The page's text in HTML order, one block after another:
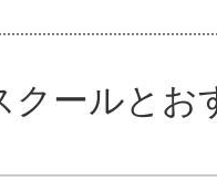
クールとお